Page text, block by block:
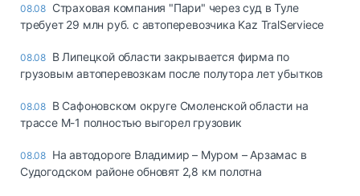
08.08 Страховая компания "Пари" через суд в Туле
требует 29 млн руб. с автоперевозчика Kaz TralServiece
08.08 В Липецкой области закрывается фирма по
грузовым автоперевозкам после полутора лет убытков
08.08 В Сафоновском округе Смоленской области на
трассе М-1 полностью выгорел грузовик
08.08 На автодороге Владимир – Муром – Арзамас в
Судогодском районе обновят 2,8 км полотна